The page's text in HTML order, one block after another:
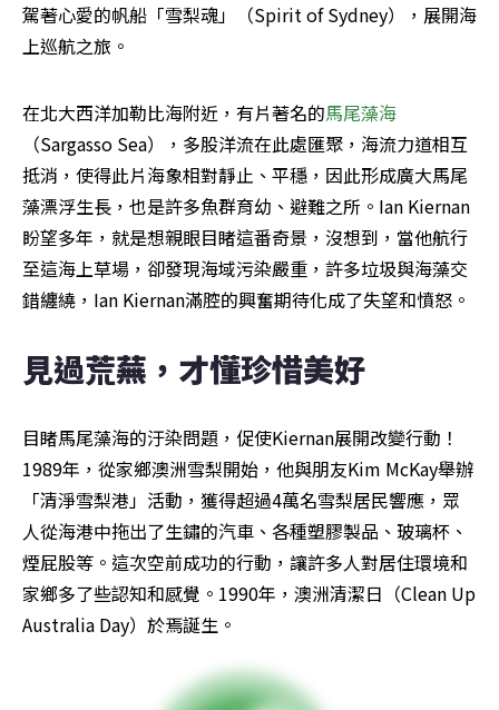
駕著心愛的帆船「雪梨魂」（Spirit of Sydney），展開海
上巡航之旅。
在北大西洋加勒比海附近，有片著名的馬尾藻海
（Sargasso Sea），多股洋流在此處匯聚，海流力道相互
抵消，使得此片海象相對靜止、平穩，因此形成廣大馬尾
藻漂浮生長，也是許多魚群育幼、避難之所。Ian Kiernan
盼望多年，就是想親眼目睹這番奇景，沒想到，當他航行
至這海上草場，卻發現海域污染嚴重，許多垃圾與海藻交
錯纏繞，Ian Kiernan滿腔的興奮期待化成了失望和憤怒。
見過荒蕪，才懂珍惜美好
目睹馬尾藻海的汙染問題，促使Kiernan展開改變行動！
1989年，從家鄉澳洲雪梨開始，他與朋友Kim McKay舉辦
「清淨雪梨港」活動，獲得超過4萬名雪梨居民響應，眾
人從海港中拖出了生鏽的汽車、各種塑膠製品、玻璃杯、
煙屁股等。這次空前成功的行動，讓許多人對居住環境和
家鄉多了些認知和感覺。1990年，澳洲清潔日（Clean Up
Australia Day）於焉誕生。